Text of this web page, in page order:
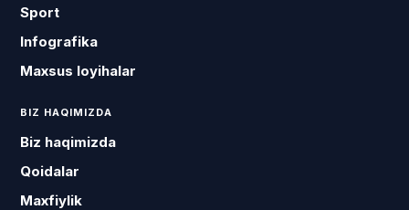
Sport
Infografika
Maxsus loyihalar
BIZ HAQIMIZDA
Biz haqimizda
Qoidalar
Maxfiylik